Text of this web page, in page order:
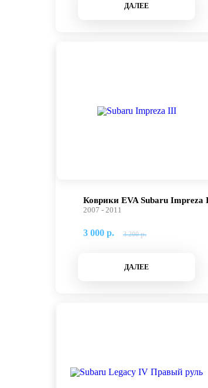
ДАЛЕЕ
Коврики EVA Subaru Impreza
2007 - 2011
3 000 р. 3 200 р.
ДАЛЕЕ